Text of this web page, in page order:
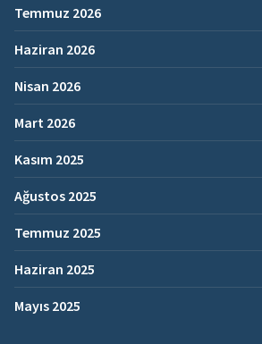
Temmuz 2026
Haziran 2026
Nisan 2026
Mart 2026
Kasım 2025
Ağustos 2025
Temmuz 2025
Haziran 2025
Mayıs 2025